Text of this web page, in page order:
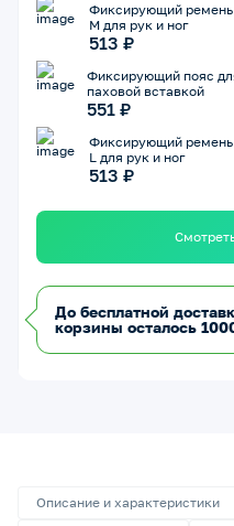
Фиксирующий ремень
М для рук и ног
513 ₽
Фиксирующий пояс
паховой вставкой
551 ₽
Фиксирующий ремень
L для рук и ног
513 ₽
До бесплатной
корзины осталось
Описание и характеристики